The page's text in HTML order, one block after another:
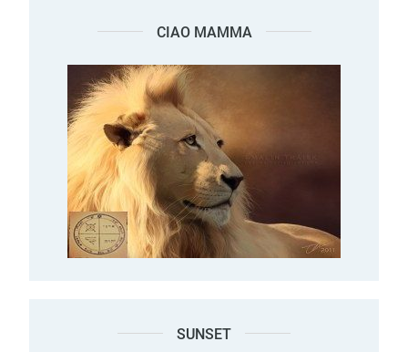
CIAO MAMMA
SUNSET